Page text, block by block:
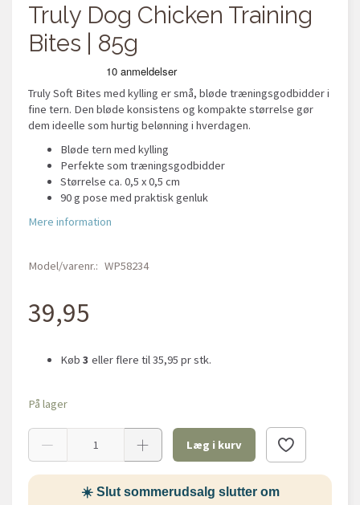
Truly Dog Chicken Training
Bites | 85g
Truly Soft Bites med kylling er små, bløde træningsgodbidder i
fine tern. Den bløde konsistens og kompakte størrelse gør
dem ideelle som hurtig belønning i hverdagen.
Bløde tern med kylling
Perfekte som træningsgodbidder
Størrelse ca. 0,5 x 0,5 cm
90 g pose med praktisk genluk
Mere information
Model/varenr.: WP58234
39,95
Køb 3 eller flere til35,95 pr stk.
På lager
Læg i kurv
☀️ Slut sommerudsalg slutter om